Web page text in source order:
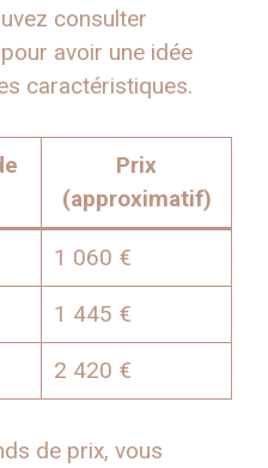
consulter
avoir une idée
caractéristiques.
Prix
(approximatif)
1 060 €
1 445 €
2 420 €
de prix, vous